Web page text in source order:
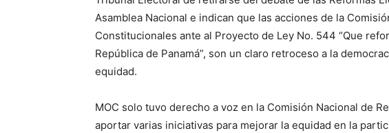
Asamblea Nacional e indican que las acciones de la
Constitucionales ante al Proyecto de Ley No. 544 “Que
República de Panamá”, son un claro retroceso a la
equidad.
MOC solo tuvo derecho a voz en la Comisión Nacional de
aportar varias iniciativas para mejorar la equidad en la